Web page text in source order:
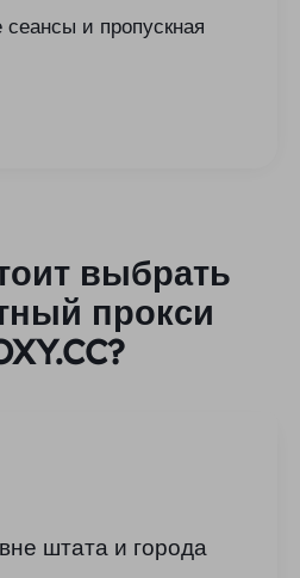
и пропускная
выбрать
прокси
штата и города